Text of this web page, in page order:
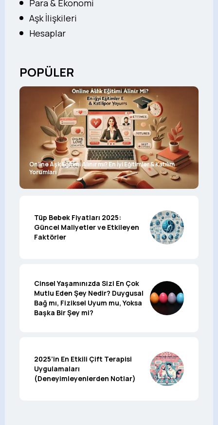
Para & Ekonomi
Aşk İlişkileri
Hesaplar
POPÜLER
Online Aşk Eğitimi Alınır mı? En İyi Eğitimler & Katılım
Yorumları
Tüp Bebek Fiyatları 2025:
Güncel Maliyetler ve Etkileyen
Faktörler
Cinsel Yaşamınızda Sizi En Çok
Mutlu Eden Şey Nedir? Duygusal
Bağ mı, Fiziksel Uyum mu, Yoksa
Başka Bir Şey mi?
2025’in En Etkili Çift Terapisi
Uygulamaları
(Deneyimleyenlerden Notlar)